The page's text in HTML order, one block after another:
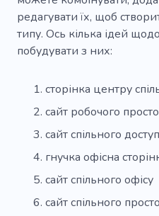
редагувати їх, щоб
типу. Ось кілька ідей
побудувати з них:
сторінка центру
сайт робочого
сайт спільного
гнучка офісна
сайт спільного офісу
сайт спільного